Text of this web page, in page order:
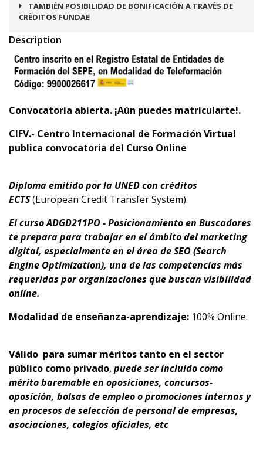
TAMBIÉN POSIBILIDAD DE BONIFICACIÓN A TRAVÉS DE
CRÉDITOS FUNDAE
Description
Convocatoria abierta. ¡Aún puedes matricularte!.
CIFV.- Centro Internacional de Formación Virtual
publica convocatoria del Curso Online
Diploma emitido por la UNED con créditos
ECTS(European Credit Transfer System).
El curso ADGD211PO - Posicionamiento en Buscadores
te prepara para trabajar en el ámbito del marketing
digital, especialmente en el área de SEO (Search
Engine Optimization), una de las competencias más
requeridas por organizaciones que buscan visibilidad
online.
Modalidad de enseñanza-aprendizaje: 100% Online.
Válido para sumar méritos tanto en el sector
público como privado, puede ser incluido como
mérito baremable en oposiciones, concursos-
oposición, bolsas de empleo o promociones internas y
en procesos de selección de personal de empresas,
asociaciones, colegios oficiales, etc